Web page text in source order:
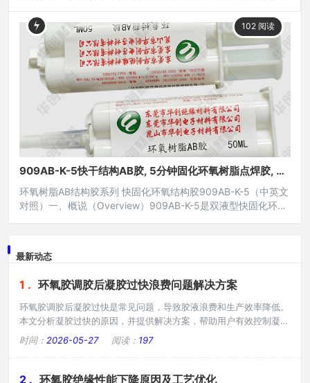
高的硬度，因而可承受特强之冲击与震动，接着层具有良好之
机械特性与电绝缘性，能承受温度之变动及挠曲撕剥应力，无
腐蚀性；广泛应用于各类电子元器件、电工电器、土木工程、
机电五金、磁性元件、光电产品、汽配组件以及金属、
102 阅读
909AB-K-5快干结构AB胶, 5分钟固化环氧树脂点焊胶, 高
强度强力电子胶水
环氧树脂AB结构胶系列 快固化环氧结构胶909AB-K-5（中英文
对照）一、概说（Overview）909AB-K-5是双液型快固化环氧
泛应用于各类电子元器件、电工电器、土木工程、机电五金、磁
最新动态
1 . 环氧胶调胶后凝胶过快浪费问题解决方案
环氧胶调胶后凝胶过快是常见问题，导致胶液浪费和生产效率降低。
本文分析凝胶过快的原因，并提供解决方案，帮助用户有效控制凝胶
时间。凝胶过快问题。浪费严重：胶液未用完即固化，浪费XX%。效
率低下：频繁调胶增加工作时间。质量风险：凝胶胶液可能影响粘接
境温度升高加速反应。调胶量大：大量调胶产热加速固化。促进剂过
时间： 2026-05-27 阅读： 197
2 . 环氧胶绝缘性能下降原因及工艺优化